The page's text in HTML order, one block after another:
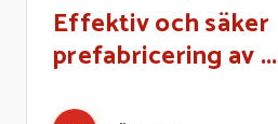
Effektiv och säker
prefabricering av ...